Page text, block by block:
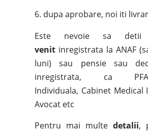
6. dupa aprobare, noi iti
Este nevoie sa
venit inregistrata la ANAF
luni) sau pensie sau
inregistrata, ca PFA/
Individuala, Cabinet Medical
Avocat etc
Pentru mai multe detalii,